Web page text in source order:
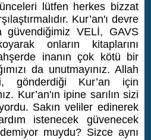
lütfen herkes bizzat
Kur’an'ı devre
güvendiğimiz VELİ, GAVS
onların kitaplarını
inanın çok kötü bir
da unutmayınız. Allah
gönderdiği Kur’an için
Kur’an'ın ipine sarılın sizi
Sakın veliler edinerek
istenecek güvenecek
muydu? Sizce aynı